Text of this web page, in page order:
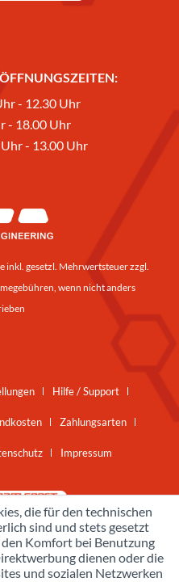
- 12.30 Uhr
- 18.00 Uhr
- 13.00 Uhr
inkl. gesetzl. Mehrwertsteuer zzgl.
wenn nicht anders
Hilfe / Support
Zahlungsarten
Impressum
die für den technischen
sind und stets gesetzt
Komfort bei Benutzung
dienen oder die
und sozialen Netzwerken